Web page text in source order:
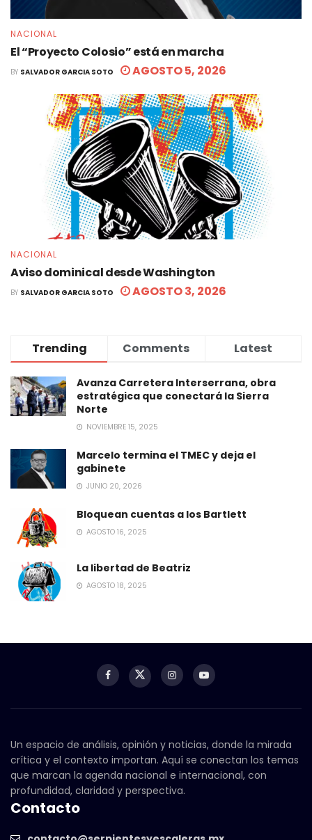
NACIONAL
El “Proyecto Colosio” está en marcha
BY SALVADOR GARCIA SOTO AGOSTO 5, 2026
NACIONAL
Aviso dominical desde Washington
BY SALVADOR GARCIA SOTO AGOSTO 3, 2026
Trending Comments Latest
Avanza Carretera Interserrana, obra
estratégica que conectará la Sierra
Norte
NOVIEMBRE 15, 2025
Marcelo termina el TMEC y deja el
gabinete
JUNIO 20, 2026
Bloquean cuentas a los Bartlett
AGOSTO 16, 2025
La libertad de Beatriz
AGOSTO 18, 2025
Un espacio de análisis, opinión y noticias, donde la mirada
crítica y el contexto importan. Aquí se conectan los temas
que marcan la agenda nacional e internacional, con
profundidad, claridad y perspectiva.
Contacto